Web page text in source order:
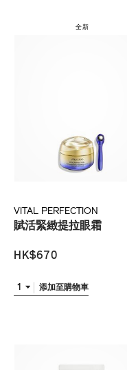
全新
VITAL PERFECTION
賦活緊緻提拉眼霜
HK$670
1 添加至購物車